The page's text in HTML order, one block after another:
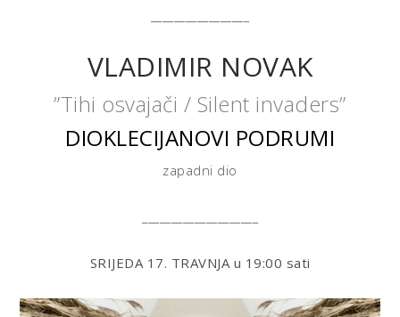
VLADIMIR NOVAK
”Tihi osvajači / Silent invaders”
DIOKLECIJANOVI PODRUMI
zapadni dio
SRIJEDA 17. TRAVNJAu 19:00 sati